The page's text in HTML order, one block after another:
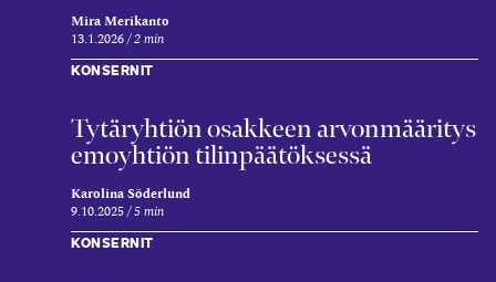
Mira Merikanto
13.1.2026 2 min
KONSERNIT
Tytär­yhtiön osakkeen arvon­määritys
emo­yhtiön tilin­päätöksessä
Karolina Söderlund
9.10.2025 5 min
KONSERNIT